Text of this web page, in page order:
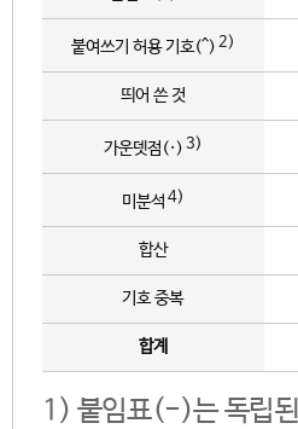
붙여쓰기 허용 기호(^) 2)
띄어 쓴 것
가운뎃점(·) 3)
미분석 4)
합산
기호 중복
합계
1) 붙임표(-)는 독립된